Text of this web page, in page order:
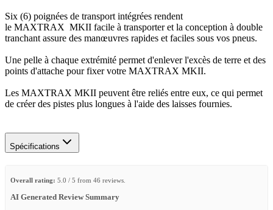
Six (6) poignées de transport intégrées rendent
le MAXTRAX MKII facile à transporter et la conception à double
tranchant assure des manœuvres rapides et faciles sous vos pneus.
Une pelle à chaque extrémité permet d'enlever l'excès de terre et des
points d'attache pour fixer votre MAXTRAX MKII.
Les MAXTRAX MKII peuvent être reliés entre eux, ce qui permet
de créer des pistes plus longues à l'aide des laisses fournies.
Spécifications
Overall rating: 5.0 / 5 from 46 reviews.
AI Generated Review Summary